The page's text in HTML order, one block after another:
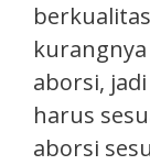
aborsi,
harus
aborsi